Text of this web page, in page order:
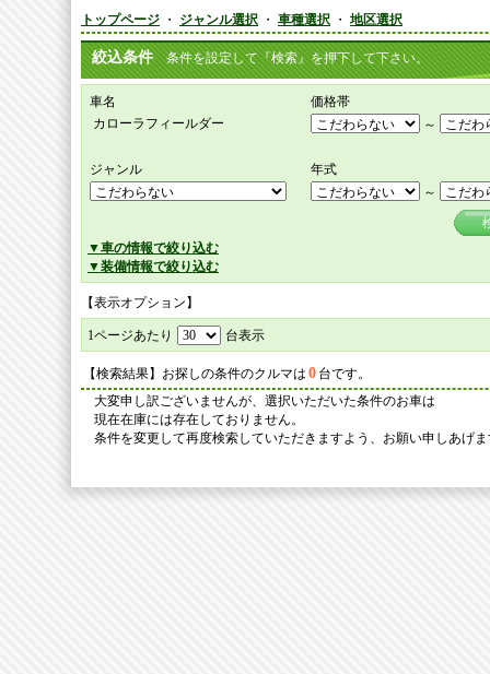
トップページ ・ ジャンル選択 ・ 車種選択 ・ 地区選択
絞込条件 条件を設定して『検索』を押下して下さい。
車名
価格帯
カローラフィールダー
～
ジャンル
年式
～
▼車の情報で絞り込む
▼装備情報で絞り込む
【表示オプション】
1ページあたり 台表示
【検索結果】お探しの条件のクルマは 0 台です。
大変申し訳ございませんが、選択いただいた条件のお車は
現在在庫には存在しておりません。
条件を変更して再度検索していただきますよう、お願い申しあげ